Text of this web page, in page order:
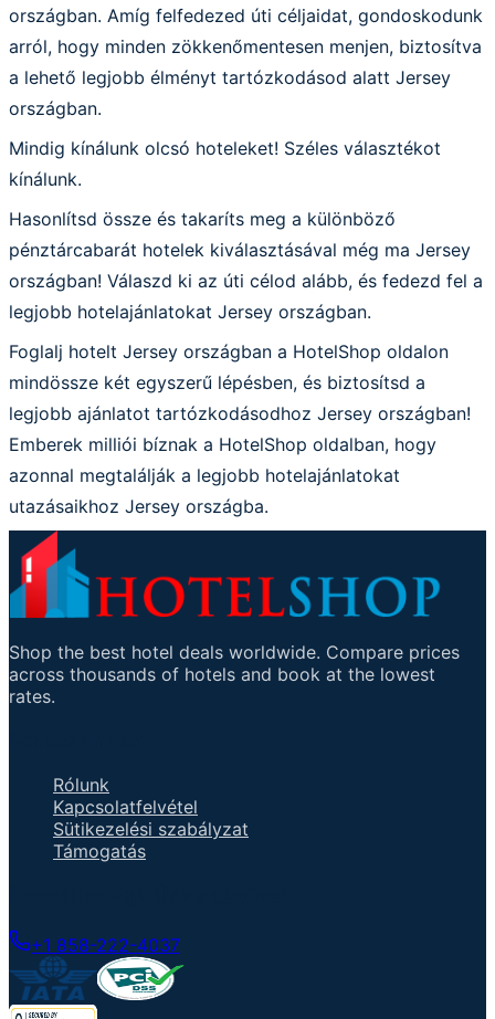
országban. Amíg felfedezed úti céljaidat, gondoskodunk
arról, hogy minden zökkenőmentesen menjen, biztosítva
a lehető legjobb élményt tartózkodásod alatt Jersey
országban.
Mindig kínálunk olcsó hoteleket! Széles választékot
kínálunk.
Hasonlítsd össze és takaríts meg a különböző
pénztárcabarát hotelek kiválasztásával még ma Jersey
országban! Válaszd ki az úti célod alább, és fedezd fel a
legjobb hotelajánlatokat Jersey országban.
Foglalj hotelt Jersey országban a HotelShop oldalon
mindössze két egyszerű lépésben, és biztosítsd a
legjobb ajánlatot tartózkodásodhoz Jersey országban!
Emberek milliói bíznak a HotelShop oldalban, hogy
azonnal megtalálják a legjobb hotelajánlatokat
utazásaikhoz Jersey országba.
Shop the best hotel deals worldwide. Compare prices
across thousands of hotels and book at the lowest
rates.
Rólunk
Kapcsolatfelvétel
Sütikezelési szabályzat
Támogatás
+1 858-222-4037